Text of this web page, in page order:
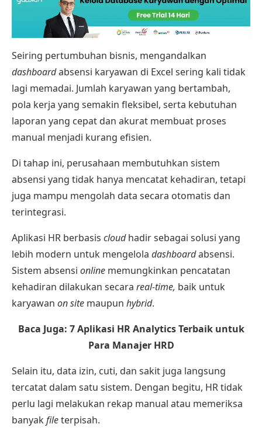
Seiring pertumbuhan bisnis, mengandalkan
dashboardabsensi karyawan di Excel sering kali tidak
lagi memadai. Jumlah karyawan yang bertambah,
pola kerja yang semakin fleksibel, serta kebutuhan
laporan yang cepat dan akurat membuat proses
manual menjadi kurang efisien.
Di tahap ini, perusahaan membutuhkan sistem
absensi yang tidak hanya mencatat kehadiran, tetapi
juga mampu mengolah data secara otomatis dan
terintegrasi.
Aplikasi HR berbasis cloudhadir sebagai solusi yang
lebih modern untuk mengelola dashboardabsensi.
Sistem absensi online memungkinkan pencatatan
kehadiran dilakukan secara real-time, baik untuk
karyawan on site maupun hybrid.
Baca Juga: 7 Aplikasi HR Analytics Terbaik untuk
Para Manajer HRD
Selain itu, data izin, cuti, dan sakit juga langsung
tercatat dalam satu sistem. Dengan begitu, HR tidak
perlu lagi melakukan rekap manual atau memeriksa
banyakfileterpisah.